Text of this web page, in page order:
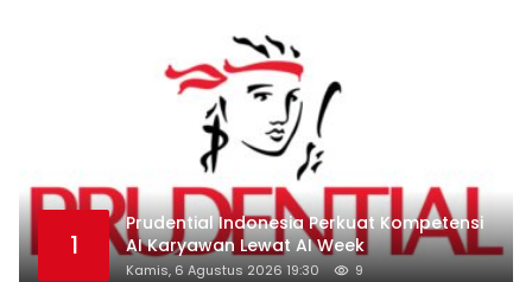
1
Prudential Indonesia Perkuat Kompetensi
AI Karyawan Lewat AI Week
Kamis, 6 Agustus 2026 19:30 9